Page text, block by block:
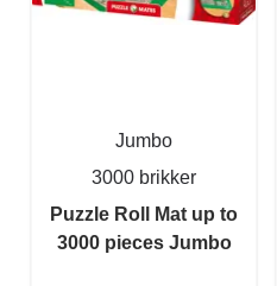
Jumbo
3000 brikker
Puzzle Roll Mat up to
3000 pieces Jumbo